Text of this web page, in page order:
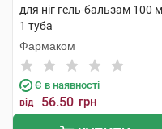
для ніг гель-бальзам 100
1 туба
Фармаком
Є в наявності
від 56.50 грн